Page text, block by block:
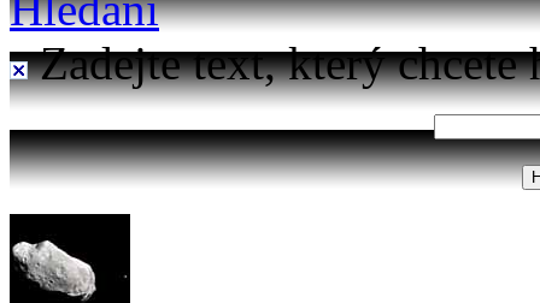
Zadejte text, který chcete